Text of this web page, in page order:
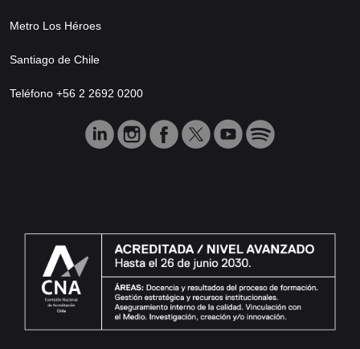
Metro Los Héroes
Santiago de Chile
Teléfono +56 2 2692 0200